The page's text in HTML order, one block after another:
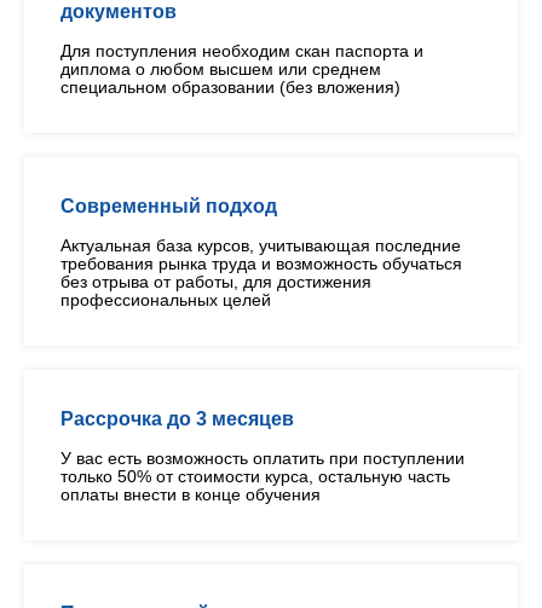
документов
Для поступления необходим скан паспорта и
диплома о любом высшем или среднем
специальном образовании (без вложения)
Современный подход
Актуальная база курсов, учитывающая последние
требования рынка труда и возможность обучаться
без отрыва от работы, для достижения
профессиональных целей
Рассрочка до 3 месяцев
У вас есть возможность оплатить при поступлении
только 50% от стоимости курса, остальную часть
оплаты внести в конце обучения